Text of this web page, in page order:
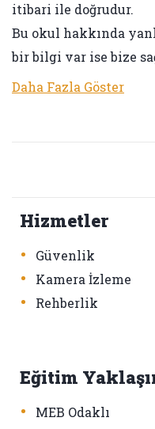
itibari ile doğrudur.
Bu okul hakkında
bir bilgi var ise bize
Daha Fazla Göster
Hizmetler
• Güvenlik
• Kamera İzleme
• Rehberlik
Eğitim
• MEB Odaklı